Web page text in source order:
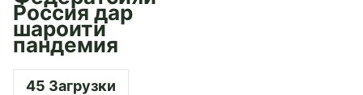
Россия дар
шароити
пандемия
45 Загрузки